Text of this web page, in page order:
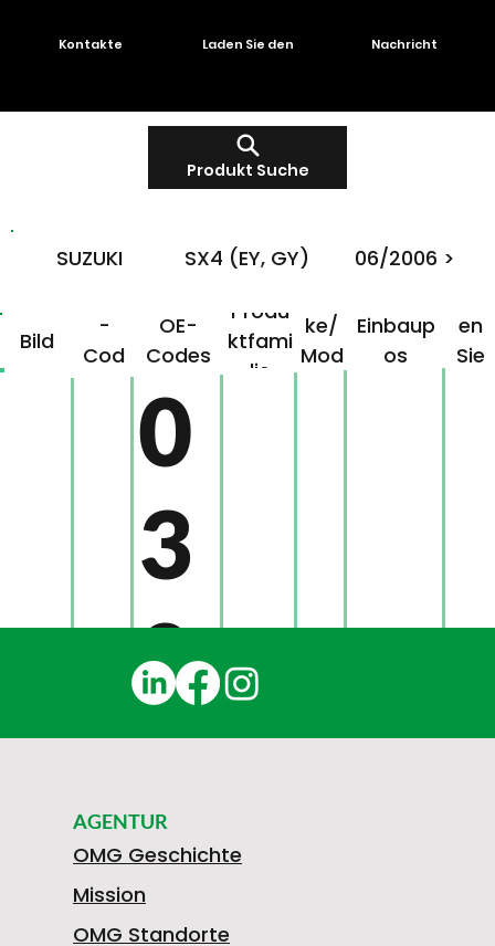
Produkt Suche
Kontakte Laden Sie den Nachricht
Bild
-
Cod
OE-
Codes
Produ
ktfami
lie
ke/
Mod
Einbaup
os
en
Sie
0
3
0
1
N
SUZUKI SX4 (EY, GY) 06/2006 >
AGENTUR
OMG Geschichte
Mission
OMG Standorte